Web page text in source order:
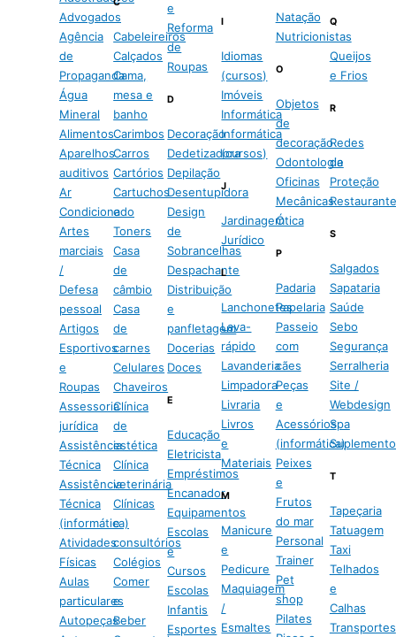
Advogados
Agência
de
Propaganda
Água
Mineral
Alimentos
Aparelhos
auditivos
Ar
Condicionado
Artes
marciais
/
Defesa
pessoal
Artigos
Esportivos
e
Roupas
Assessoria
jurídica
Assistência
Técnica
Assistência
Técnica
(informática)
Atividades
Físicas
Aulas
particulares
Autopeças
Cabeleireiros
Calçados
Cama,
mesa e
banho
Carimbos
Carros
Cartórios
Cartuchos
e
Toners
Casa
de
câmbio
Casa
de
carnes
Celulares
Chaveiros
Clínica
de
estética
Clínica
veterinária
Clínicas
e
consultórios
Colégios
Comer
e
Beber
e
Reforma
de
Roupas
D
Decoração
Dedetizadora
Depilação
Desentupidora
Design
de
Sobrancelhas
Despachante
Distribuição
e
panfletagem
Docerias
Doces
E
Educação
Eletricista
Empréstimos
Encanador
Equipamentos
Escolas
e
Cursos
Escolas
Infantis
Esportes
I
Idiomas
(cursos)
Imóveis
Informática
Informática
(cursos)
J
Jardinagem
Jurídico
L
Lanchonetes
Lava-
rápido
Lavanderia
Limpadora
Livraria
Livros
e
Materiais
M
Manicure
e
Pedicure
Maquiagem
/
Esmaltes
Natação
Nutricionistas
O
Objetos
de
decoração
Odontologia
Oficinas
Mecânicas
Ótica
P
Padaria
Papelaria
Passeio
com
cães
Peças
e
Acessórios
(informática)
Peixes
e
Frutos
do mar
Personal
Trainer
Pet
shop
Pilates
Q
Queijos
e Frios
R
Redes
de
Proteção
S
Salgados
Sapataria
Saúde
Sebo
Segurança
Serralheria
Site /
Webdesign
Spa
T
Tapeçaria
Tatuagem
Taxi
Telhados
e
Calhas
Transportes